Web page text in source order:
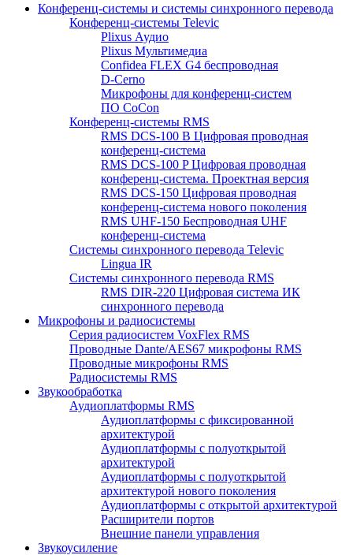
Конференц-системы и системы синхронного перевода
Конференц-системы Televic
Plixus Аудио
Plixus Мультимедиа
Confidea FLEX G4 беспроводная
D-Cerno
Микрофоны для конференц-систем
ПО CoCon
Конференц-системы RMS
RMS DCS-100 B Цифровая проводная
конференц-система
RMS DCS-100 P Цифровая проводная
конференц-система. Проектная версия
RMS DCS-150 Цифровая проводная
конференц-система нового поколения
RMS UHF-150 Беспроводная UHF
конференц-система
Системы синхронного перевода Televic
Lingua IR
Системы синхронного перевода RMS
RMS DIR-220 Цифровая система ИК
синхронного перевода
Микрофоны и радиосистемы
Серия радиосистем VoxFlex RMS
Проводные Dante/AES67 микрофоны RMS
Проводные микрофоны RMS
Радиосистемы RMS
Звукообработка
Аудиоплатформы RMS
Аудиоплатформы с фиксированной
архитектурой
Аудиоплатформы с полуоткрытой
архитектурой
Аудиоплатформы с полуоткрытой
архитектурой нового поколения
Аудиоплатформы с открытой архитектурой
Расширители портов
Внешние панели управления
Звукоусиление